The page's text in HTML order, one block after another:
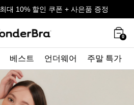
무료 교환 서비스
최대 10% 할인 쿠폰 + 사은품 증정
무료 교환 서비스
최대 10% 할인 쿠폰 + 사은품 증정
0
베스트 언더웨어 주말 특가